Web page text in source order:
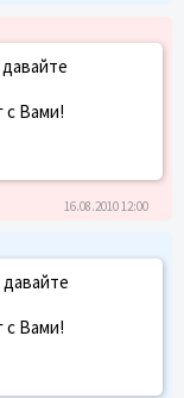
с Вами!
16.08.2010 12:00
давайте
с Вами!